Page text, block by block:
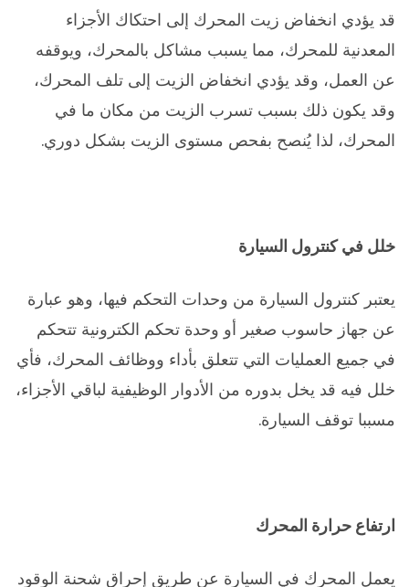
قد يؤدي انخفاض زيت المحرك إلى احتكاك الأجزاء
المعدنية للمحرك، مما يسبب مشاكل بالمحرك، ويوقفه
عن العمل، وقد يؤدي انخفاض الزيت إلى تلف المحرك،
وقد يكون ذلك بسبب تسرب الزيت من مكان ما في
المحرك، لذا يُنصح بفحص مستوى الزيت بشكل دوري.
خلل في كنترول السيارة
يعتبر كنترول السيارة من وحدات التحكم فيها، وهو عبارة
عن جهاز حاسوب صغير أو وحدة تحكم الكترونية تتحكم
في جميع العمليات التي تتعلق بأداء ووظائف المحرك، فأي
خلل فيه قد يخل بدوره من الأدوار الوظيفية لباقي الأجزاء،
مسببا توقف السيارة.
ارتفاع حرارة المحرك
يعمل المحرك في السيارة عن طريق إحراق شحنة الوقود